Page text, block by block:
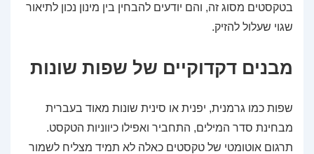
בטקסטים מסוג זה, והם יודעים להבחין בין מינון נכון לתיאור
שגוי שעלול להזיק.
מבנים דקדוקיים של שפות שונות
שפות כמו גרמנית, יפנית או סינית שונות מאוד בעברית
מבחינת סדר המילים, התחביר ואפילו כיווניות הטקסט.
תרגום אוטומטי של טקסטים כאלה לא תמיד מצליח לשמור